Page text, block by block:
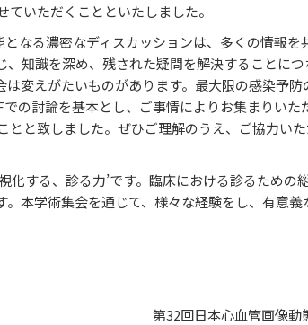
いただくことといたしました。
なる濃密なディスカッションは、多くの情報を
知識を深め、残された疑問を解決することにつ
変えがたいものがあります。最大限の感染予防
の討論を基本とし、ご事情によりお集まりいた
とと致しました。ぜひご理解のうえ、ご協力い
化する、診る力’です。臨床における診るための
本学術集会を通じて、様々な経験をし、有意義
第32回日本心血管画像動